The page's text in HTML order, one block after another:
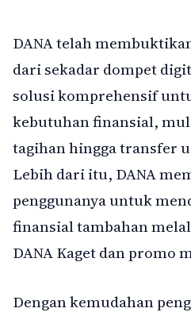
DANA telah
dari sekadar dompet
solusi komprehensif
kebutuhan finansial,
tagihan hingga transfer
Lebih dari itu, DANA
penggunanya untuk
finansial tambahan
DANA Kaget dan promo
Dengan kemudahan